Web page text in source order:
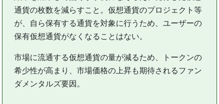
通貨の枚数を減らすこと。仮想通貨のプロジェクト等
が、自ら保有する通貨を対象に行うため、ユーザーの
保有仮想通貨がなくなることはない。
市場に流通する仮想通貨の量が減るため、トークンの
希少性が高まり、市場価格の上昇も期待されるファン
ダメンタルズ要因。